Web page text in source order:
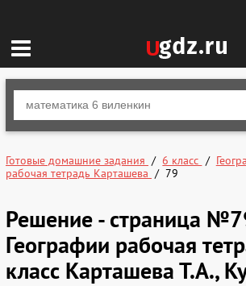
Готовые домашние задания 6 класс
рабочая тетрадь Карташева
79
Решение - страница
Географии рабочая
класс Карташева Т.А.,